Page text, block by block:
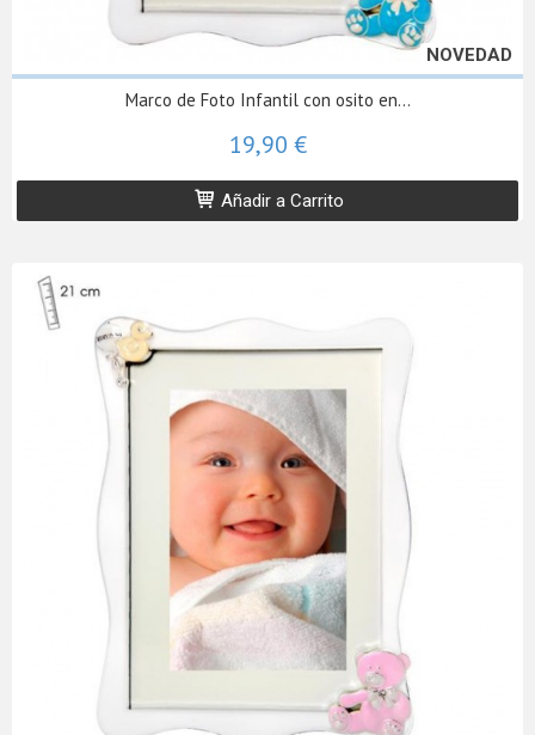
NOVEDAD
Marco de Foto Infantil con osito en...
19,90 €
Añadir a Carrito